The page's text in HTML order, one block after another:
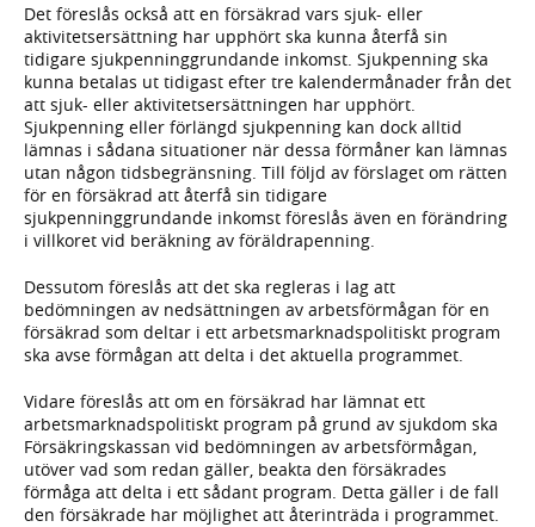
Det föreslås också att en försäkrad vars sjuk- eller
aktivitetsersättning har upphört ska kunna återfå sin
tidigare sjukpenninggrundande inkomst. Sjukpenning ska
kunna betalas ut tidigast efter tre kalendermånader från det
att sjuk- eller aktivitetsersättningen har upphört.
Sjukpenning eller förlängd sjukpenning kan dock alltid
lämnas i sådana situationer när dessa förmåner kan lämnas
utan någon tidsbegränsning. Till följd av förslaget om rätten
för en försäkrad att återfå sin tidigare
sjukpenninggrundande inkomst föreslås även en förändring
i villkoret vid beräkning av föräldrapenning.
Dessutom föreslås att det ska regleras i lag att
bedömningen av nedsättningen av arbetsförmågan för en
försäkrad som deltar i ett arbetsmarknadspolitiskt program
ska avse förmågan att delta i det aktuella programmet.
Vidare föreslås att om en försäkrad har lämnat ett
arbetsmarknadspolitiskt program på grund av sjukdom ska
Försäkringskassan vid bedömningen av arbetsförmågan,
utöver vad som redan gäller, beakta den försäkrades
förmåga att delta i ett sådant program. Detta gäller i de fall
den försäkrade har möjlighet att återinträda i programmet.